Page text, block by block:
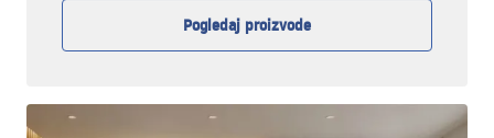
Pogledaj proizvode